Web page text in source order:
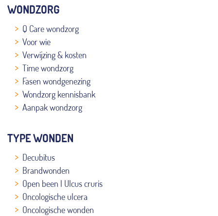
WONDZORG
Q Care wondzorg
Voor wie
Verwijzing & kosten
Time wondzorg
Fasen wondgenezing
Wondzorg kennisbank
Aanpak wondzorg
TYPE WONDEN
Decubitus
Brandwonden
Open been | Ulcus cruris
Oncologische ulcera
Oncologische wonden